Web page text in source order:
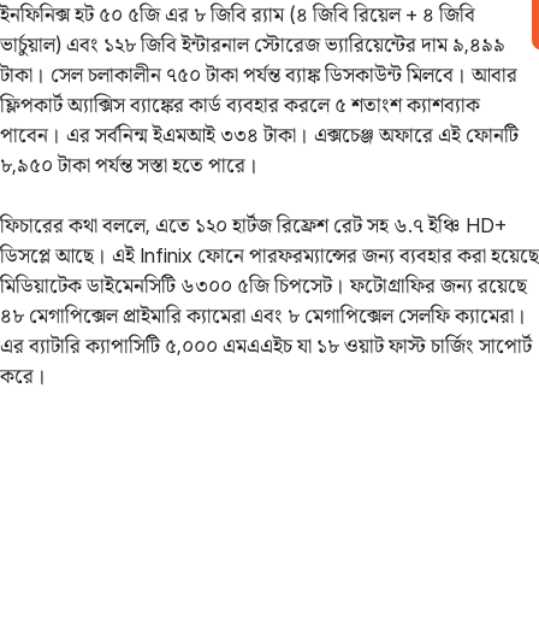
ইনফিনিক্স হট ৫০ ৫জি এর ৮ জিবি র‌্যাম (৪ জিবি রিয়েল + ৪ জিবি
ভার্চুয়াল) এবং ১২৮ জিবি ইন্টারনাল স্টোরেজ ভ্যারিয়েন্টের দাম ৯,৪৯৯
টাকা। সেল চলাকালীন ৭৫০ টাকা পর্যন্ত ব্যাঙ্ক ডিসকাউন্ট মিলবে। আবার
ফ্লিপকার্ট অ্যাক্সিস ব্যাঙ্কের কার্ড ব্যবহার করলে ৫ শতাংশ ক্যাশব্যাক
পাবেন। এর সর্বনিন্ম ইএমআই ৩৩৪ টাকা। এক্সচেঞ্জ অফারে এই ফোনটি
৮,৯৫০ টাকা পর্যন্ত সস্তা হতে পারে।
ফিচারের কথা বললে, এতে ১২০ হার্টজ রিফ্রেশ রেট সহ ৬.৭ ইঞ্চি HD+
ডিসপ্লে আছে। এই Infinix ফোনে পারফরম্যান্সের জন্য ব্যবহার করা হয়েছে
মিডিয়াটেক ডাইমেনসিটি ৬৩০০ ৫জি চিপসেট। ফটোগ্রাফির জন্য রয়েছে
৪৮ মেগাপিক্সেল প্রাইমারি ক্যামেরা এবং ৮ মেগাপিক্সেল সেলফি ক্যামেরা।
এর ব্যাটারি ক্যাপাসিটি ৫,০০০ এমএএইচ যা ১৮ ওয়াট ফাস্ট চার্জিং সাপোর্ট
করে।